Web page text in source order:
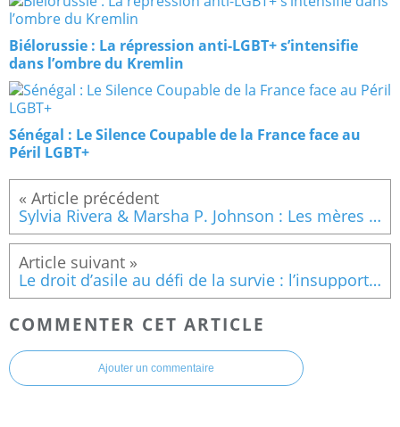
Biélorussie : La répression anti-LGBT+ s’intensifie
dans l’ombre du Kremlin
Sénégal : Le Silence Coupable de la France face au
Péril LGBT+
Sylvia Rivera & Marsha P. Johnson : Les mères de la révolution Queer!
Le droit d’asile au défi de la survie : l’insupportable renvoi des exilés LGBTQIA+
COMMENTER CET ARTICLE
Ajouter un commentaire